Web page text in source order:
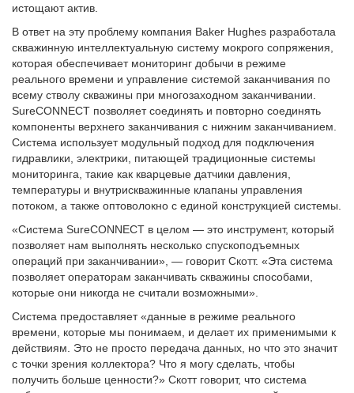
истощают актив.
В ответ на эту проблему компания Baker Hughes разработала
скважинную интеллектуальную систему мокрого сопряжения,
которая обеспечивает мониторинг добычи в режиме
реального времени и управление системой заканчивания по
всему стволу скважины при многозаходном заканчивании.
SureCONNECT позволяет соединять и повторно соединять
компоненты верхнего заканчивания с нижним заканчиванием.
Система использует модульный подход для подключения
гидравлики, электрики, питающей традиционные системы
мониторинга, такие как кварцевые датчики давления,
температуры и внутрискважинные клапаны управления
потоком, а также оптоволокно с единой конструкцией системы.
«Система SureCONNECT в целом — это инструмент, который
позволяет нам выполнять несколько спускоподъемных
операций при заканчивании», — говорит Скотт. «Эта система
позволяет операторам заканчивать скважины способами,
которые они никогда не считали возможными».
Система предоставляет «данные в режиме реального
времени, которые мы понимаем, и делает их применимыми к
действиям. Это не просто передача данных, но что это значит
с точки зрения коллектора? Что я могу сделать, чтобы
получить больше ценности?» Скотт говорит, что система